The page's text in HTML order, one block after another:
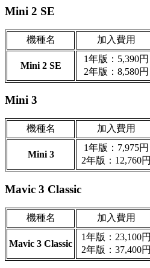
Mini 2 SE
機種名 加入費用
Mini 2 SE
1年版：5,390円
2年版：8,580円
Mini 3
機種名 加入費用
Mini 3
1年版：7,975円
2年版：12,760円
Mavic 3 Classic
機種名 加入費用
Mavic 3 Classic
1年版：23,100円
2年版：37,400円